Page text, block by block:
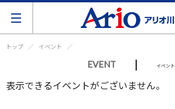
トップ イベント
EVENT | イベント
表示できるイベントがございません。